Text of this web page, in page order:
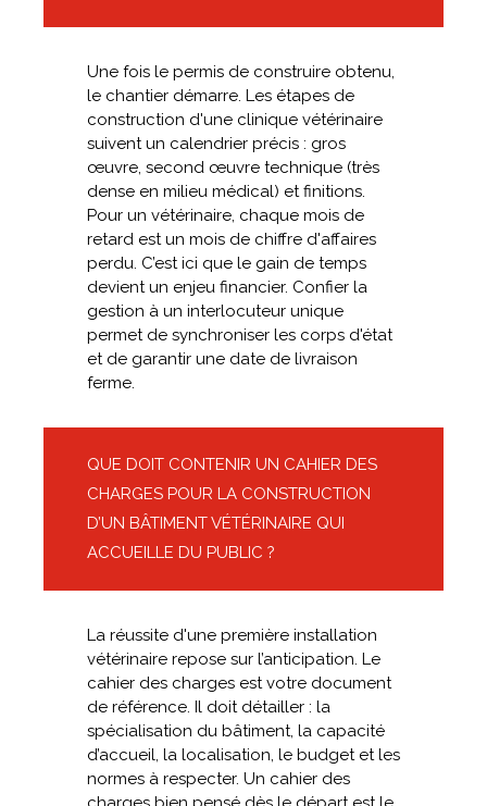
Une fois le permis de construire obtenu,
le chantier démarre. Les étapes de
construction d'une clinique vétérinaire
suivent un calendrier précis : gros
œuvre, second œuvre technique (très
dense en milieu médical) et finitions.
Pour un vétérinaire, chaque mois de
retard est un mois de chiffre d'affaires
perdu. C’est ici que le gain de temps
devient un enjeu financier. Confier la
gestion à un interlocuteur unique
permet de synchroniser les corps d'état
et de garantir une date de livraison
ferme.
QUE DOIT CONTENIR UN CAHIER DES
CHARGES POUR LA CONSTRUCTION
D’UN BÂTIMENT VÉTÉRINAIRE QUI
ACCUEILLE DU PUBLIC ?
La réussite d'une première installation
vétérinaire repose sur l’anticipation. Le
cahier des charges est votre document
de référence. Il doit détailler : la
spécialisation du bâtiment, la capacité
d’accueil, la localisation, le budget et les
normes à respecter. Un cahier des